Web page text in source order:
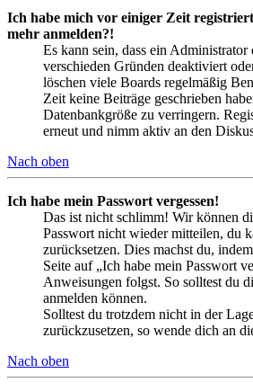
Ich habe mich vor einiger Zeit
mehr anmelden?!
Es kann sein, dass ein
verschieden Gründen deaktiviert
löschen viele Boards regelmäßig
Zeit keine Beiträge geschrieben
Datenbankgröße zu verringern.
erneut und nimm aktiv an den
Nach oben
Ich habe mein Passwort vergessen!
Das ist nicht schlimm! Wir können
Passwort nicht wieder mitteilen, du
zurücksetzen. Dies machst du,
Seite auf „Ich habe mein Passwort
Anweisungen folgst. So solltest du
anmelden können.
Solltest du trotzdem nicht in der
zurückzusetzen, so wende dich an
Nach oben